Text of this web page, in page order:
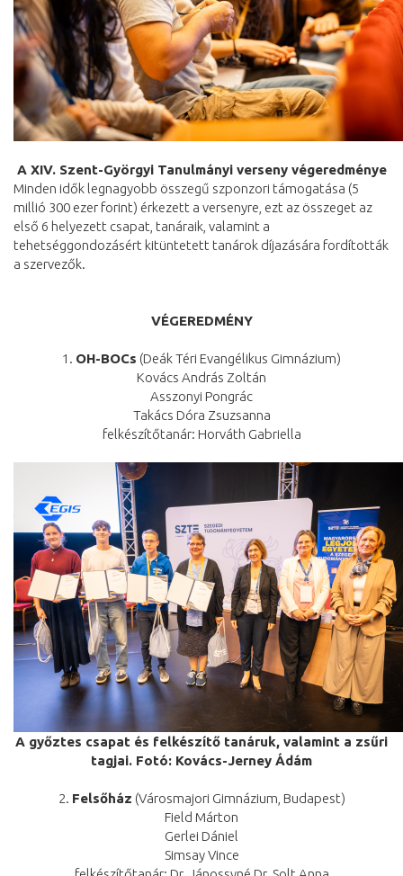
A XIV. Szent-Györgyi Tanulmányi verseny végeredménye
Minden idők legnagyobb összegű szponzori támogatása (5
millió 300 ezer forint) érkezett a versenyre, ezt az összeget az
első 6 helyezett csapat, tanáraik, valamint a
tehetséggondozásért kitüntetett tanárok díjazására fordították
a szervezők.
VÉGEREDMÉNY
1. OH-BOCs (Deák Téri Evangélikus Gimnázium)
Kovács András Zoltán
Asszonyi Pongrác
Takács Dóra Zsuzsanna
felkészítőtanár: Horváth Gabriella
A győztes csapat és felkészítő tanáruk, valamint a zsűri
tagjai. Fotó: Kovács-Jerney Ádám
2. Felsőház (Városmajori Gimnázium, Budapest)
Field Márton
Gerlei Dániel
Simsay Vince